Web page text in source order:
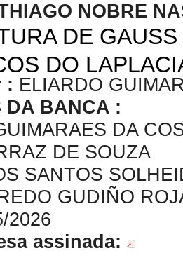
NOBRE
DE
DO
: ELIARDO
DA BANCA :
DA
DE SOUZA
SANTOS
GUDIÑO
2026
assinada: